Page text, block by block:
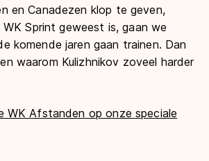
en Canadezen klop te geven,
Sprint geweest is, gaan we
komende jaren gaan trainen. Dan
waarom Kulizhnikov zoveel harder
WK Afstanden op onze speciale